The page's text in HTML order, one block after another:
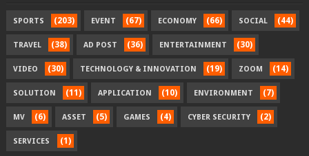
SPORTS (203) EVENT (67) ECONOMY (66) SOCIAL (44)
TRAVEL (38) AD POST (36) ENTERTAINMENT (30)
VIDEO (30) TECHNOLOGY & INNOVATION (19) ZOOM (14)
SOLUTION (11) APPLICATION (10) ENVIRONMENT (7)
MV (6) ASSET (5) GAMES (4) CYBER SECURITY (2)
SERVICES (1)